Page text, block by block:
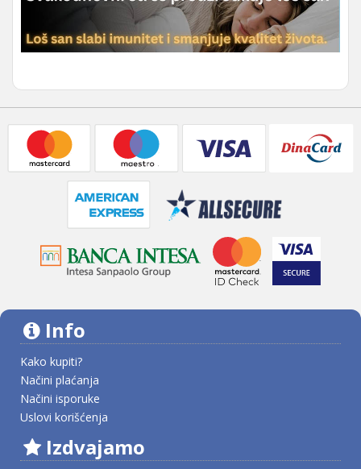
Info
Kako kupiti?
Načini plaćanja
Načini isporuke
Uslovi korišćenja
Izdvajamo